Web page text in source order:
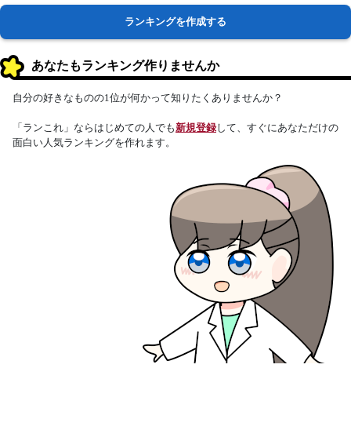
ランキングを作成する
あなたもランキング作りませんか
自分の好きなものの1位が何かって知りたくありませんか？
「ランこれ」ならはじめての人でも新規登録して、すぐにあなただけの
面白い人気ランキングを作れます。